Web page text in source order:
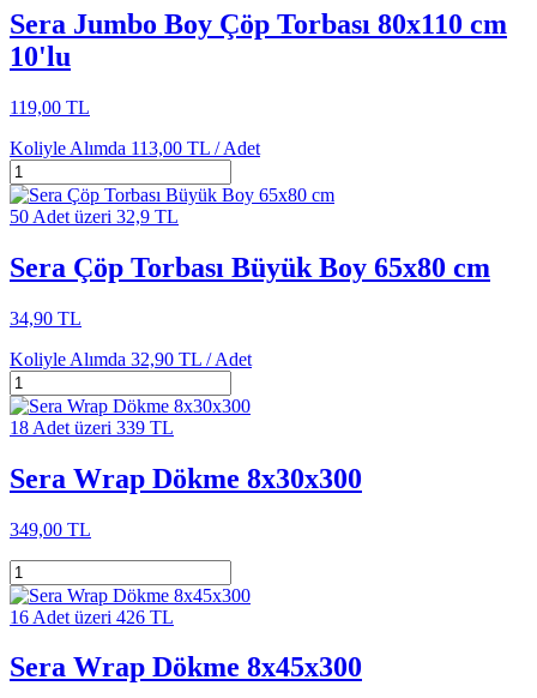
Sera Jumbo Boy Çöp Torbası 80x110 cm
10'lu
119,00 TL
Koliyle Alımda 113,00 TL /Adet
50 Adet üzeri 32,9 TL
Sera Çöp Torbası Büyük Boy 65x80 cm
34,90 TL
Koliyle Alımda 32,90 TL /Adet
18 Adet üzeri 339 TL
Sera Wrap Dökme 8x30x300
349,00 TL
16 Adet üzeri 426 TL
Sera Wrap Dökme 8x45x300